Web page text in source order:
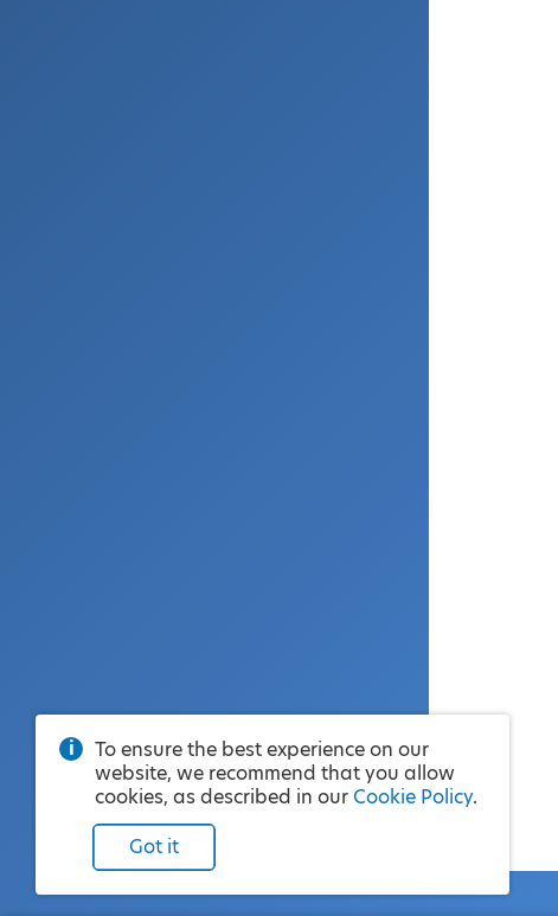
To ensure the best experience on our
website, we recommend that you allow
cookies, as described in our Cookie Policy.
Got it